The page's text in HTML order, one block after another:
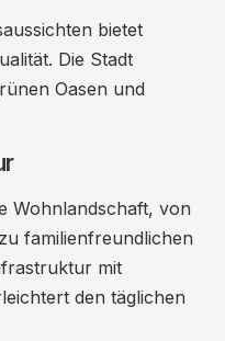
bietet
Die Stadt
Oasen und
Wohnlandschaft, von
familienfreundlichen
mit
den täglichen